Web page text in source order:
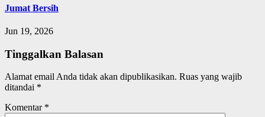
Jumat Bersih
Jun 19, 2026
Tinggalkan Balasan
Alamat email Anda tidak akan dipublikasikan. Ruas yang wajib
ditandai *
Komentar *